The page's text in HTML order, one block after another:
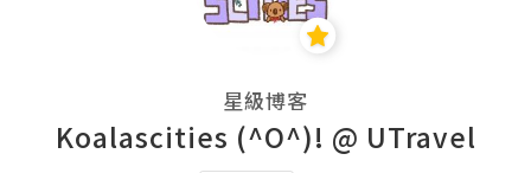
星級博客
Koalascities (^O^)! @ UTravel